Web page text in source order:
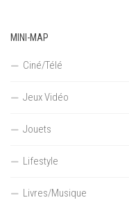
MINI-MAP
Ciné/Télé
Jeux Vidéo
Jouets
Lifestyle
Livres/Musique